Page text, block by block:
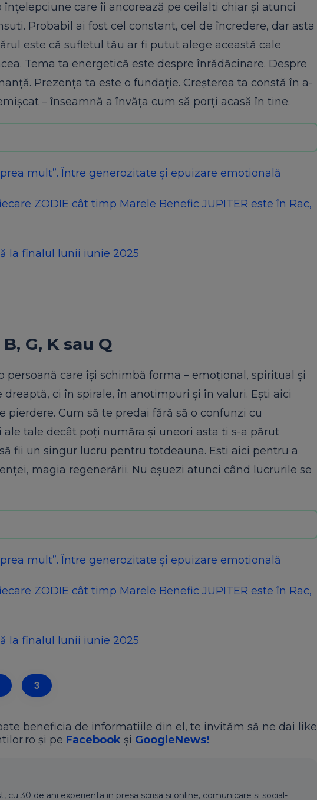
care îi ancorează pe ceilalți chiar și atunci
Probabil ai fost cel constant, cel de încredere, dar asta
este că sufletul tău ar fi putut alege această cale
Tema ta energetică este despre înrădăcinare. Despre
Prezența ta este o fundație. Creșterea ta constă în a-
– înseamnă a învăța cum să porți acasă în tine.
mult”. Între generozitate și epuizare emoțională
ZODIE cât timp Marele Benefic JUPITER este în Rac,
la finalul lunii iunie 2025
G, K sau Q
persoană care își schimbă forma – emoțional, spiritual și
ci în spirale, în anotimpuri și în valuri. Ești aici
Cum să te predai fără să o confunzi cu
tale decât poți număra și uneori asta ți s-a părut
fii un singur lucru pentru totdeauna. Ești aici pentru a
magia regenerării. Nu eșuezi atunci când lucrurile se
mult”. Între generozitate și epuizare emoțională
ZODIE cât timp Marele Benefic JUPITER este în Rac,
la finalul lunii iunie 2025
3
beneficia de informatiile din el, te invităm să ne dai like
și pe Facebook și GoogleNews!
cu 30 de ani experienta in presa scrisa si online, comunicare si social-